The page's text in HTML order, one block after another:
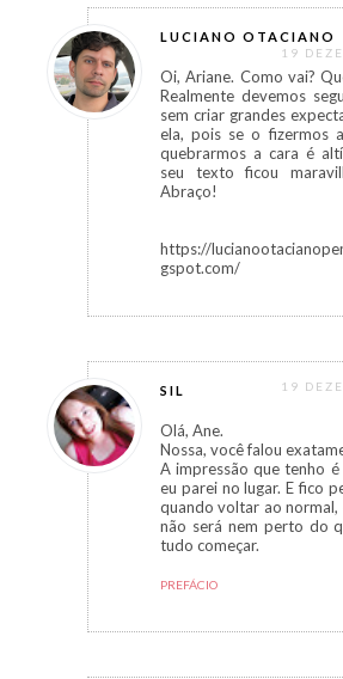
LUCIANO OTACIANO
19
Oi, Ariane. Como vai?
Realmente devemos
sem criar grandes
ela, pois se o fizermos
quebrarmos a cara é
seu texto ficou
Abraço!
https://
gspot.com/
SIL 19
Olá, Ane.
Nossa, você falou
A impressão que tenho
eu parei no lugar. E fico
quando voltar ao
não será nem perto do
tudo começar.
PREFÁCIO